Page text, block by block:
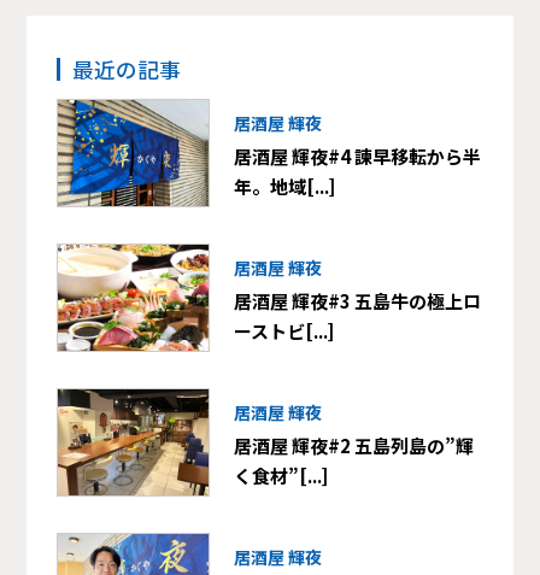
最近の記事
居酒屋 輝夜
居酒屋 輝夜#4 諫早移転から半
年。地域[...]
居酒屋 輝夜
居酒屋 輝夜#3 五島牛の極上ロ
ーストビ[...]
居酒屋 輝夜
居酒屋 輝夜#2 五島列島の”輝
く食材”[...]
居酒屋 輝夜